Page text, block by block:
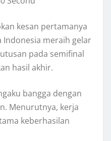
kesan pertamanya
Indonesia meraih gelar
pada semifinal
hasil akhir.
bangga dengan
Menurutnya, kerja
keberhasilan